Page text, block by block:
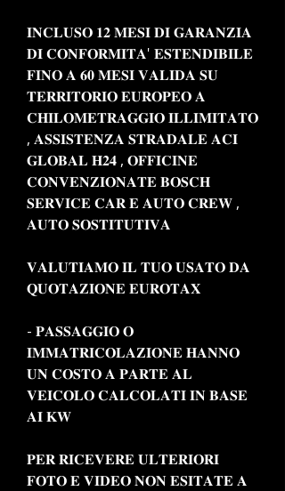
𝐈𝐍𝐂𝐋𝐔𝐒𝐎 𝟏𝟐 𝐌𝐄𝐒𝐈 𝐃𝐈 𝐆𝐀𝐑𝐀𝐍𝐙𝐈𝐀
𝐃𝐈 𝐂𝐎𝐍𝐅𝐎𝐑𝐌𝐈𝐓𝐀' 𝐄𝐒𝐓𝐄𝐍𝐃𝐈𝐁𝐈𝐋𝐄
𝐅𝐈𝐍𝐎 𝐀 𝟔𝟎 𝐌𝐄𝐒𝐈 𝐕𝐀𝐋𝐈𝐃𝐀 𝐒𝐔
𝐓𝐄𝐑𝐑𝐈𝐓𝐎𝐑𝐈𝐎 𝐄𝐔𝐑𝐎𝐏𝐄𝐎 𝐀
𝐂𝐇𝐈𝐋𝐎𝐌𝐄𝐓𝐑𝐀𝐆𝐆𝐈𝐎 𝐈𝐋𝐋𝐈𝐌𝐈𝐓𝐀𝐓𝐎
, 𝐀𝐒𝐒𝐈𝐒𝐓𝐄𝐍𝐙𝐀 𝐒𝐓𝐑𝐀𝐃𝐀𝐋𝐄 𝐀𝐂𝐈
𝐆𝐋𝐎𝐁𝐀𝐋 𝐇𝟐𝟒 , 𝐎𝐅𝐅𝐈𝐂𝐈𝐍𝐄
𝐂𝐎𝐍𝐕𝐄𝐍𝐙𝐈𝐎𝐍𝐀𝐓𝐄 𝐁𝐎𝐒𝐂𝐇
𝐒𝐄𝐑𝐕𝐈𝐂𝐄 𝐂𝐀𝐑 𝐄 𝐀𝐔𝐓𝐎 𝐂𝐑𝐄𝐖 ,
𝐀𝐔𝐓𝐎 𝐒𝐎𝐒𝐓𝐈𝐓𝐔𝐓𝐈𝐕𝐀
𝐕𝐀𝐋𝐔𝐓𝐈𝐀𝐌𝐎 𝐈𝐋 𝐓𝐔𝐎 𝐔𝐒𝐀𝐓𝐎 𝐃𝐀
𝐐𝐔𝐎𝐓𝐀𝐙𝐈𝐎𝐍𝐄 𝐄𝐔𝐑𝐎𝐓𝐀𝐗
- 𝐏𝐀𝐒𝐒𝐀𝐆𝐆𝐈𝐎 𝐎
𝐈𝐌𝐌𝐀𝐓𝐑𝐈𝐂𝐎𝐋𝐀𝐙𝐈𝐎𝐍𝐄 𝐇𝐀𝐍𝐍𝐎
𝐔𝐍 𝐂𝐎𝐒𝐓𝐎 𝐀 𝐏𝐀𝐑𝐓𝐄 𝐀𝐋
𝐕𝐄𝐈𝐂𝐎𝐋𝐎 𝐂𝐀𝐋𝐂𝐎𝐋𝐀𝐓𝐈 𝐈𝐍 𝐁𝐀𝐒𝐄
𝐀𝐈 𝐊𝐖
𝐏𝐄𝐑 𝐑𝐈𝐂𝐄𝐕𝐄𝐑𝐄 𝐔𝐋𝐓𝐄𝐑𝐈𝐎𝐑𝐈
𝐅𝐎𝐓𝐎 𝐄 𝐕𝐈𝐃𝐄𝐎 𝐍𝐎𝐍 𝐄𝐒𝐈𝐓𝐀𝐓𝐄 𝐀